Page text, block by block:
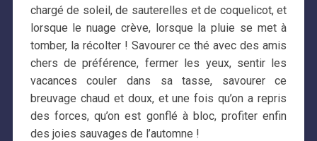
chargé de soleil, de sauterelles et de coquelicot, et
lorsque le nuage crève, lorsque la pluie se met à
tomber, la récolter ! Savourer ce thé avec des amis
chers de préférence, fermer les yeux, sentir les
vacances couler dans sa tasse, savourer ce
breuvage chaud et doux, et une fois qu’on a repris
des forces, qu’on est gonflé à bloc, profiter enfin
des joies sauvages de l’automne !